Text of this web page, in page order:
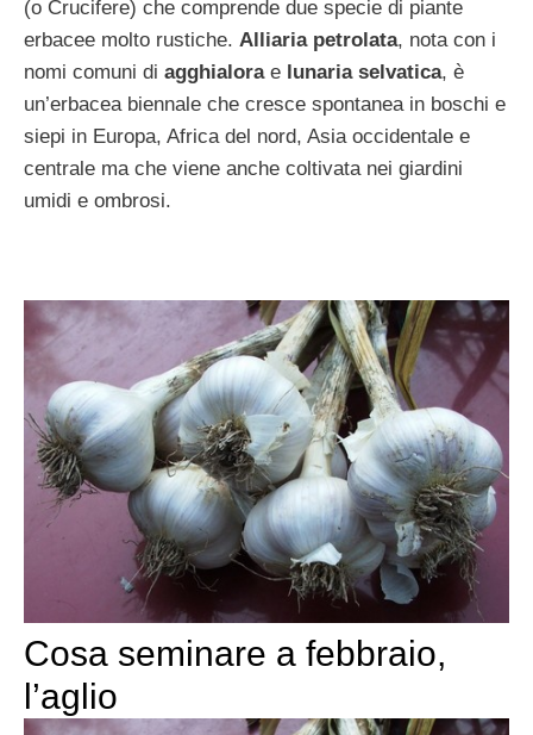
(o Crucifere) che comprende due specie di piante
erbacee molto rustiche. Alliaria petrolata, nota con i
nomi comuni di agghialorae lunaria selvatica, è
un’erbacea biennale che cresce spontanea in boschi e
siepi in Europa, Africa del nord, Asia occidentale e
centrale ma che viene anche coltivata nei giardini
umidi e ombrosi.
Cosa seminare a febbraio,
l’aglio